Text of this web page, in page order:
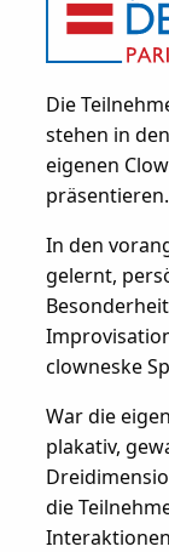
Die
stehen in
eigenen
präsentieren.
In den
gelernt,
clowneske
War die
plakativ,
die